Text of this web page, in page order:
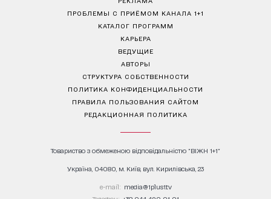
ПРОБЛЕМЫ С ПРИЁМОМ КАНАЛА 1+1
КАТАЛОГ ПРОГРАММ
КАРЬЕРА
ВЕДУЩИЕ
АВТОРЫ
СТРУКТУРА СОБСТВЕННОСТИ
ПОЛИТИКА КОНФИДЕНЦИАЛЬНОСТИ
ПРАВИЛА ПОЛЬЗОВАНИЯ САЙТОМ
РЕДАКЦИОННАЯ ПОЛИТИКА
Товариство з обмеженою відповідальністю "ВІЖН 1+1"
Україна, 04080, м. Київ, вул. Кирилівська, 23
е-mail: media@1plus1.tv